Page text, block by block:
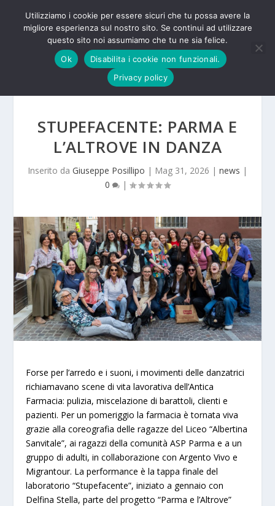
STUPEFACENTE: PARMA E
L’ALTROVE IN DANZA
Inserito da Giuseppe Posillipo | Mag 31, 2026 | news |
0
|
Forse per l’arredo e i suoni, i movimenti delle danzatrici
richiamavano scene di vita lavorativa dell’Antica
Farmacia: pulizia, miscelazione di barattoli, clienti e
pazienti. Per un pomeriggio la farmacia è tornata viva
grazie alla coreografia delle ragazze del Liceo “Albertina
Sanvitale”, ai ragazzi della comunità ASP Parma e a un
gruppo di adulti, in collaborazione con Argento Vivo e
Migrantour. La performance è la tappa finale del
laboratorio “Stupefacente”, iniziato a gennaio con
Delfina Stella, parte del progetto “Parma e l’Altrove”
Utilizziamo i cookie per essere sicuri che tu possa avere la
migliore esperienza sul nostro sito. Se continui ad utilizzare
questo sito noi assumiamo che tu ne sia felice.
Ok
Disabilita i cookie non funzionali.
Privacy policy